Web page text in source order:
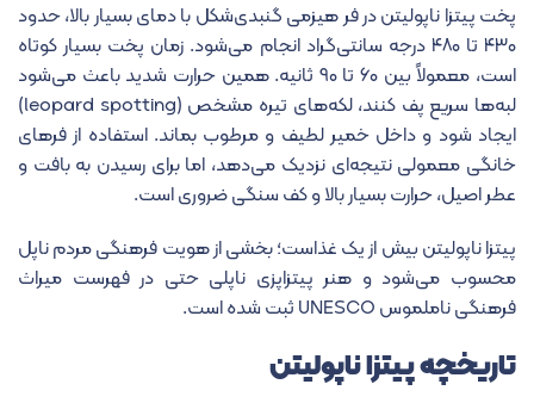
پخت پیتزا ناپولیتن در فر هیزمی گنبدی‌شکل با دمای بسیار بالا، حدود
۴۳۰ تا ۴۸۰ درجه سانتی‌گراد انجام می‌شود. زمان پخت بسیار کوتاه
است، معمولاً بین ۶۰ تا ۹۰ ثانیه. همین حرارت شدید باعث می‌شود
لبه‌ها سریع پف کنند، لکه‌های تیره مشخص (leopard spotting)
ایجاد شود و داخل خمیر لطیف و مرطوب بماند. استفاده از فرهای
خانگی معمولی نتیجه‌ای نزدیک می‌دهد، اما برای رسیدن به بافت و
عطر اصیل، حرارت بسیار بالا و کف سنگی ضروری است.
پیتزا ناپولیتن بیش از یک غذاست؛ بخشی از هویت فرهنگی مردم ناپل
محسوب می‌شود و هنر پیتزاپزی ناپلی حتی در فهرست میراث
فرهنگی ناملموس UNESCO ثبت شده است.
تاریخچه پیتزا ناپولیتن